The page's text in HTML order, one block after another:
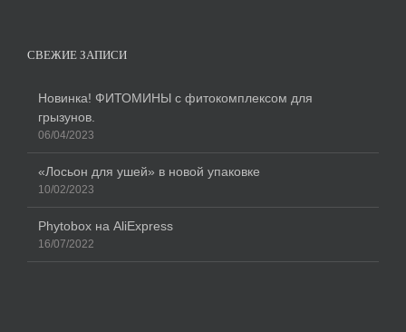
СВЕЖИЕ ЗАПИСИ
Новинка! ФИТОМИНЫ с фитокомплексом для
грызунов.
06/04/2023
«Лосьон для ушей» в новой упаковке
10/02/2023
Phytobox на AliExpress
16/07/2022